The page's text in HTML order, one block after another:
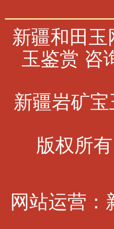
新疆和田
玉鉴赏 咨
新疆岩矿
版权所
网站运营